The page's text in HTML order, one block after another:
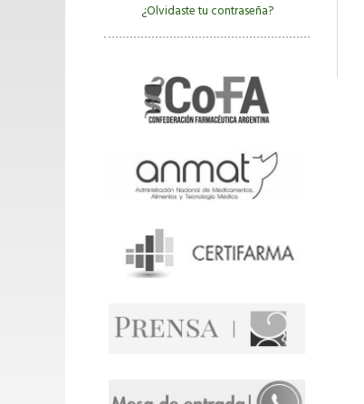
¿Olvidaste tu contraseña?